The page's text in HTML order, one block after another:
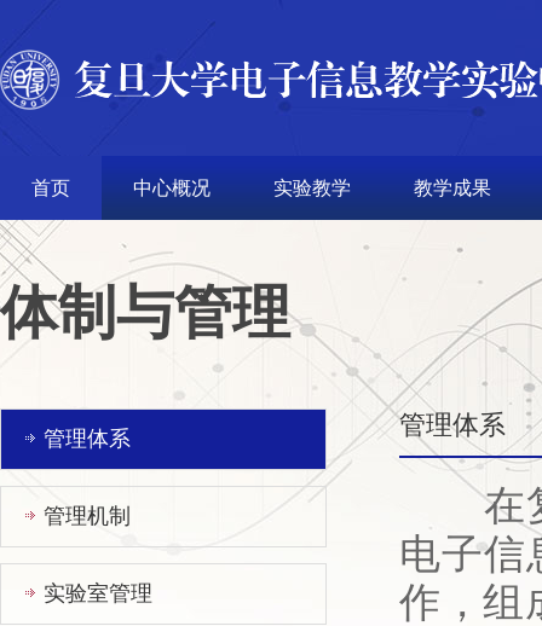
首页 中心概况 实验教学 教学成果
体制与管理
管理体系
管理机制
实验室管理
管理体系
在复
电子信
作，组